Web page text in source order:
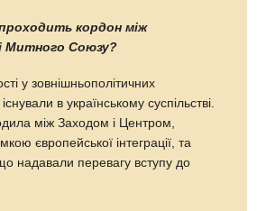
кордон між
Митного Союзу?
у зовнішньополітичних
в українському суспільстві.
між Заходом і Центром,
європейської інтеграції, та
надавали перевагу вступу до